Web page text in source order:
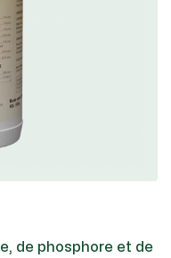
de phosphore et de